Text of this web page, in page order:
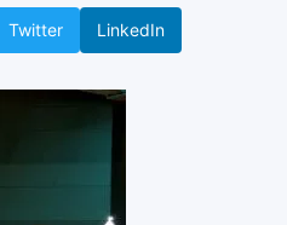
Twitter LinkedIn